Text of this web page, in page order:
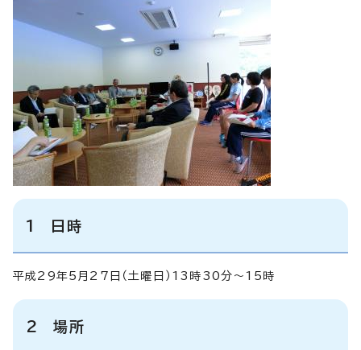
1 日時
平成29年5月27日（土曜日）13時30分～15時
2 場所